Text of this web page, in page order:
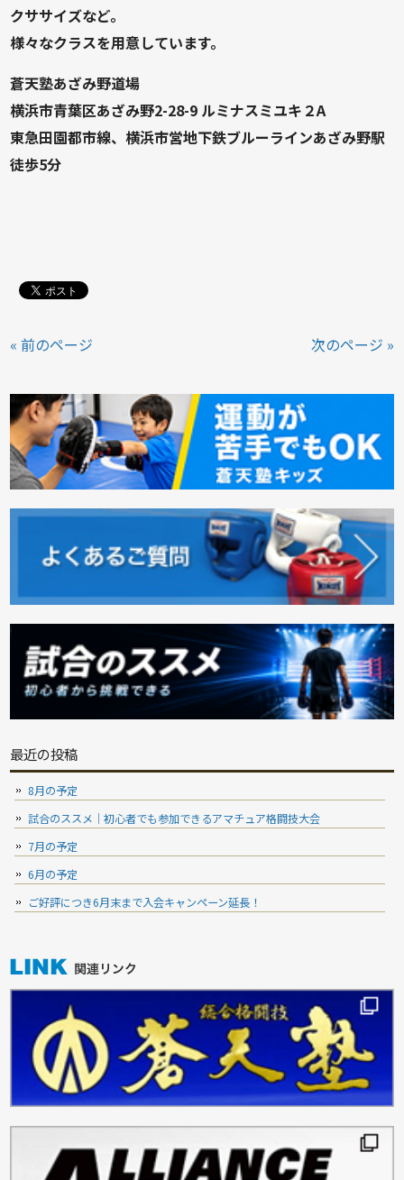
クササイズなど。
様々なクラスを用意しています。
蒼天塾あざみ野道場
横浜市青葉区あざみ野2-28-9 ルミナスミユキ２A
東急田園都市線、横浜市営地下鉄ブルーラインあざみ野駅
徒歩5分
« 前のページ 次のページ »
最近の投稿
8月の予定
試合のススメ｜初心者でも参加できるアマチュア格闘技大会
7月の予定
6月の予定
ご好評につき6月末まで入会キャンペーン延長！